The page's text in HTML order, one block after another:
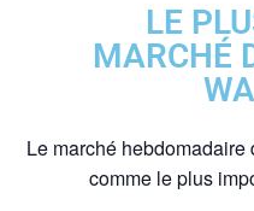
LE
MARCHÉ
Le marché hebdomadaire
comme le plus